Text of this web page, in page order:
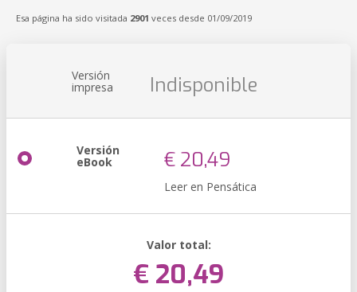
Esa página ha sido visitada 2901 veces desde 01/09/2019
Versión
impresa Indisponible
Versión
eBook € 20,49
Leer en Pensática
Valor total:
€ 20,49